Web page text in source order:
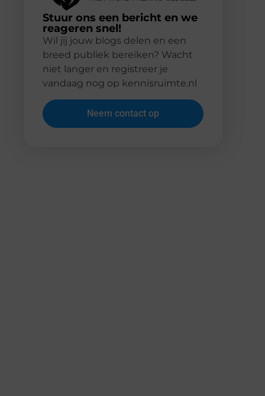
Stuur ons een bericht en we
reageren snel!
Wil jij jouw blogs delen en een
breed publiek bereiken? Wacht
niet langer en registreer je
vandaag nog op kennisruimte.nl
Neem contact op